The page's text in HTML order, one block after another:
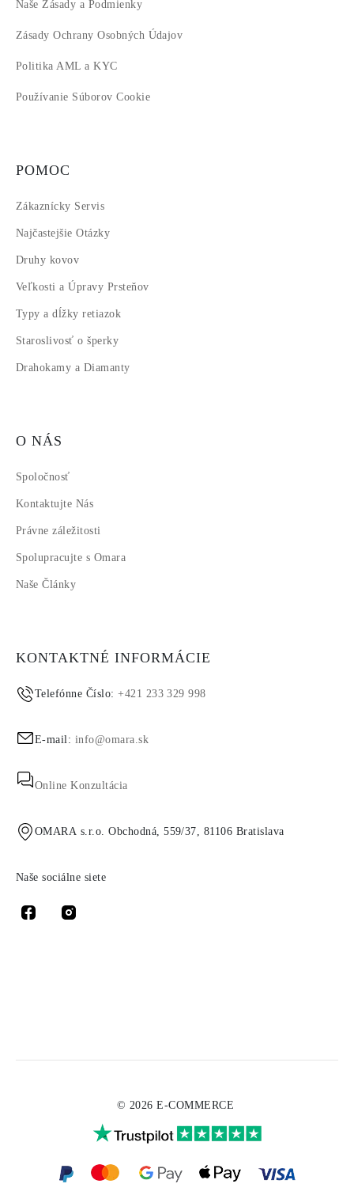
Naše Zásady a Podmienky
Zásady Ochrany Osobných Údajov
Politika AML a KYC
Používanie Súborov Cookie
POMOC
Zákaznícky Servis
Najčastejšie Otázky
Druhy kovov
Veľkosti a Úpravy Prsteňov
Typy a dĺžky retiazok
Staroslivosť o šperky
Drahokamy a Diamanty
O NÁS
Spoločnosť
Kontaktujte Nás
Právne záležitosti
Spolupracujte s Omara
Naše Články
KONTAKTNÉ INFORMÁCIE
Telefónne Číslo:+421 233 329 998
E-mail: info@omara.sk
Online Konzultácia
OMARA s.r.o. Obchodná, 559/37, 81106 Bratislava
Naše sociálne siete
© 2026 E-COMMERCE